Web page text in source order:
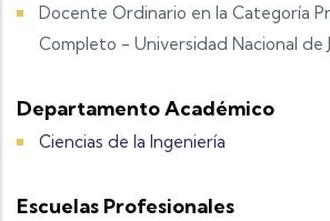
Docente Ordinario en la Categoría
Completo - Universidad Nacional de
Departamento Académico
Ciencias de la Ingeniería
Escuelas Profesionales